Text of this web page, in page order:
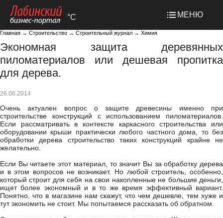
°C МЕНЮ
Главная → Строительство → Строительный журнал → Химия
Экономная защита деревянных
пиломатериалов или дешевая пропитка
для дерева.
26.06.2014
Очень актуален вопрос о защите древесины именно при
строительстве конструкций с использованием пиломатериалов.
Если рассматривать в контексте каркасного строительства или
оборудовании крыши практически любого частного дома, то без
обработки дерева строительство таких конструкций крайне не
желательно.
Если Вы читаете этот материал, то значит Вы за обработку дерева
и в этом вопросов не возникает. Но любой строитель, особенно,
который строит для себя на свои накопленные не большие деньги,
ищет более экономный и в то же время эффективный вариант.
Понятно, что в магазине нам скажут, что чем дешевле, тем хуже и
тут экономить не стоит. Мы попытаемся рассказать об обратном.